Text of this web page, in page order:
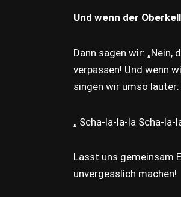
Und wenn der
Dann sagen wir: „Nein,
verpassen! Und wenn
singen wir umso lauter:
„ Scha-la-la-la Scha-
Lasst uns gemeinsam
unvergesslich machen!